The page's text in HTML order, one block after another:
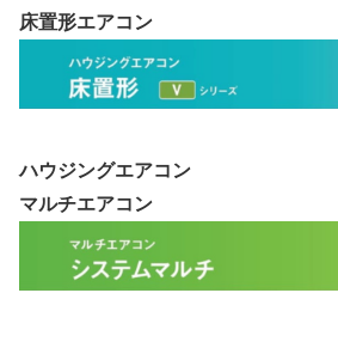
床置形エアコン
ハウジングエアコン
マルチエアコン